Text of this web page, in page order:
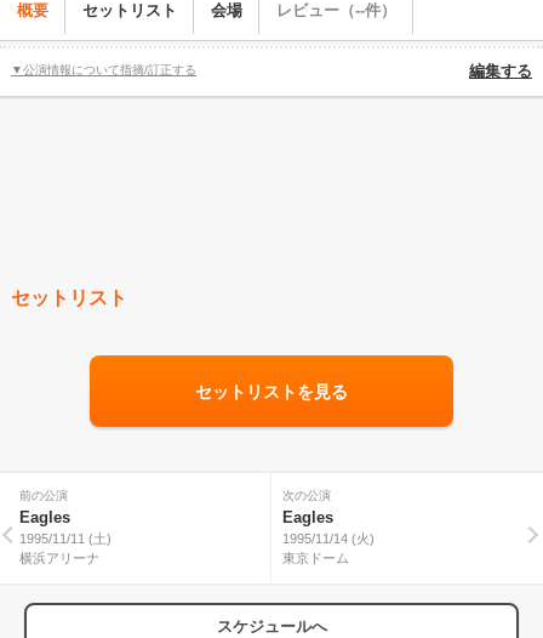
概要 セットリスト 会場 レビュー（--件）
▼公演情報について指摘/訂正する 編集する
セットリスト
セットリストを見る
前の公演
Eagles
1995/11/11 (土)
横浜アリーナ
次の公演
Eagles
1995/11/14 (火)
東京ドーム
スケジュールへ